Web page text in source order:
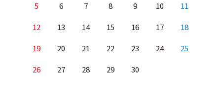
5 6 7 8 9 10 11
12 13 14 15 16 17 18
19 20 21 22 23 24 25
26 27 28 29 30